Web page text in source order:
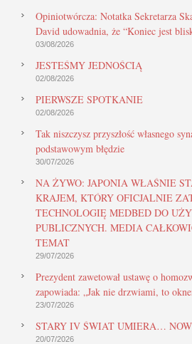
Opiniotwórcza: Notatka Sekretarza
David udowadnia, że “Koniec jest
03/08/2026
JESTEŚMY JEDNOŚCIĄ
02/08/2026
PIERWSZE SPOTKANIE
02/08/2026
Tak niszczysz przyszłość własnego
podstawowym błędzie
30/07/2026
NA ŻYWO: JAPONIA WŁAŚNIE
KRAJEM, KTÓRY OFICJALNIE
TECHNOLOGIĘ MEDBED DO
PUBLICZNYCH. MEDIA
TEMAT
29/07/2026
Prezydent zawetował ustawę o
zapowiada: „Jak nie drzwiami, to
23/07/2026
STARY IV ŚWIAT UMIERA…
20/07/2026